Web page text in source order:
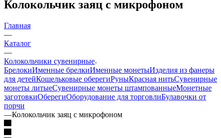
Колокольчик заяц с микрофоном
Главная
—
Каталог
—
Колокольчики сувенирные
БрелокиИменные брелкиИменные монетыИзделия из фанеры
для детейКошельковые оберегиРуныКрасная нитьСувенирные
монеты литыеСувенирные монеты штампованныеМонетные
заготовкиОберегиОборудование для торговлиБулавочки от
порчи
—Колокольчик заяц с микрофоном